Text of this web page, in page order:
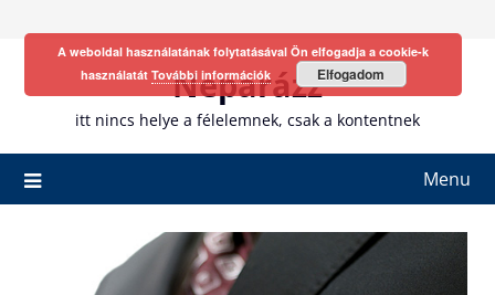
Neparázz
itt nincs helye a félelemnek, csak a kontentnek
Menu
A weboldal használatának folytatásával Ön elfogadja a cookie-k
használatát További információk Elfogadom